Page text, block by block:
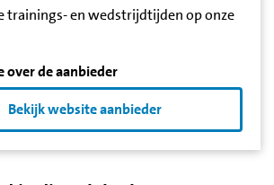
trainings- en wedstrijdtijden op onze
de aanbieder
Bekijk website aanbieder